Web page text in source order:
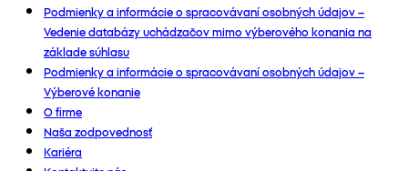
Podmienky a informácie o spracovávaní osobných údajov –
Vedenie databázy uchádzačov mimo výberového konania na
základe súhlasu
Podmienky a informácie o spracovávaní osobných údajov –
Výberové konanie
O firme
Naša zodpovednosť
Kariéra